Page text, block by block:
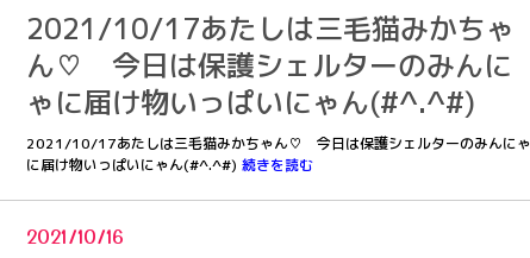
2021/10/17あたしは三毛猫みかちゃ
ん♡ 今日は保護シェルターのみんに
ゃに届け物いっぱいにゃん(#^.^#)
2021/10/17あたしは三毛猫みかちゃん♡ 今日は保護シェルターのみんにゃ
に届け物いっぱいにゃん(#^.^#) 続きを読む
2021/10/16